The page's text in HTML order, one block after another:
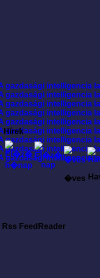
Hírek
�ves
Rss FeedReader